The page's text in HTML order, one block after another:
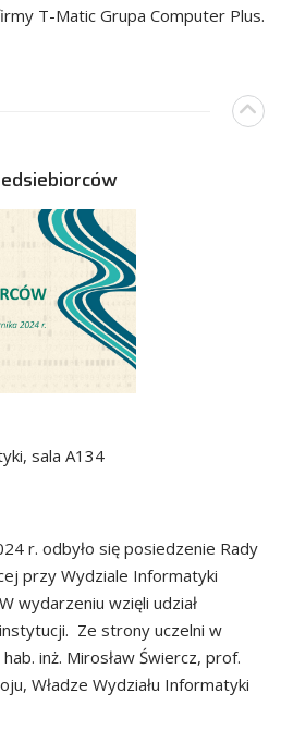
T-Matic Grupa Computer Plus.
sala A134
r. odbyło się posiedzenie Rady
przy Wydziale Informatyki
wydarzeniu wzięli udział
Ze strony uczelni w
inż. Mirosław Świercz, prof.
Władze Wydziału Informatyki